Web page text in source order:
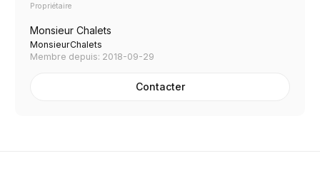
Propriétaire
Monsieur Chalets
MonsieurChalets
Membre depuis: 2018-09-29
Contacter